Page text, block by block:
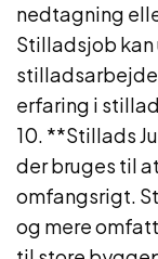
nedtagning
Stilladsjob
erfaring i
10. **Stillads
der bruges til
omfangsrigt.
og mere